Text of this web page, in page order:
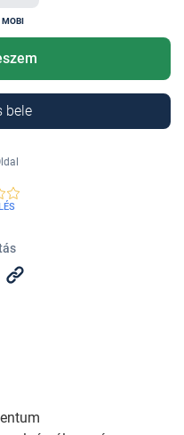
MOBI
bele